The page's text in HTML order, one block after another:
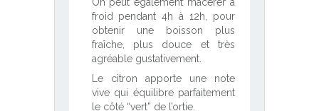
froid pendant 4h à 12h, pour
obtenir une boisson plus
fraîche, plus douce et très
agréable gustativement.
Le citron apporte une note
vive qui équilibre parfaitement
le côté “vert” de l’ortie.